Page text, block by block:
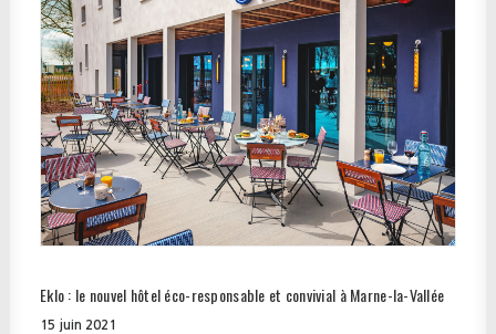
Eklo : le nouvel hôtel éco-responsable et convivial à Marne-la-Vallée
15 juin 2021